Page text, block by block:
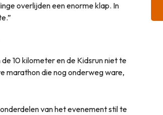
overlijden een enorme klap. In
10 kilometer en de Kidsrun niet te
marathon die nog onderweg ware,
van het evenement stil te